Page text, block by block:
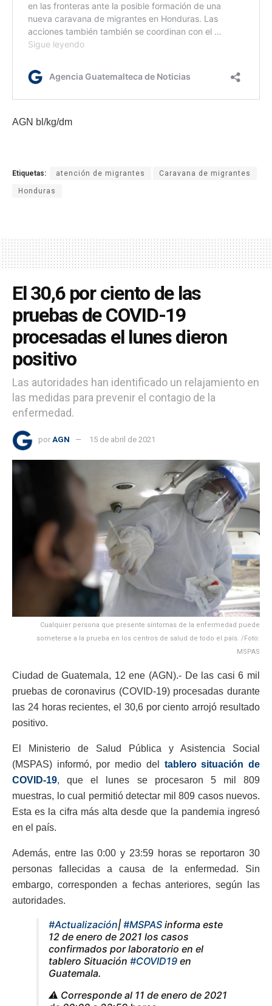
AGN bl/kg/dm
Etiquetas: atención de migrantes Caravana de migrantes
Honduras
El 30,6 por ciento de las
pruebas de COVID-19
procesadas el lunes dieron
positivo
Las autoridades han identificado un relajamiento en
las medidas para prevenir el contagio de la
enfermedad.
por AGN 15 de abril de 2021
Cualquier persona que presente síntomas de la enfermedad puede
someterse a la prueba en los centros de salud de todo el país. /Foto:
MSPAS
Ciudad de Guatemala, 12 ene (AGN).- De las casi 6 mil
pruebas de coronavirus (COVID-19) procesadas durante
las 24 horas recientes, el 30,6 por ciento arrojó resultado
positivo.
El Ministerio de Salud Pública y Asistencia Social
(MSPAS) informó, por medio del tablero situación de
COVID-19, que el lunes se procesaron 5 mil 809
muestras, lo cual permitió detectar mil 809 casos nuevos.
Esta es la cifra más alta desde que la pandemia ingresó
en el país.
Además, entre las 0:00 y 23:59 horas se reportaron 30
personas fallecidas a causa de la enfermedad. Sin
embargo, corresponden a fechas anteriores, según las
autoridades.
#Actualización| #MSPAS informa este
12 de enero de 2021 los casos
confirmados por laboratorio en el
tablero Situación #COVID19 en
Guatemala.
⚠️ Corresponde al 11 de enero de 2021